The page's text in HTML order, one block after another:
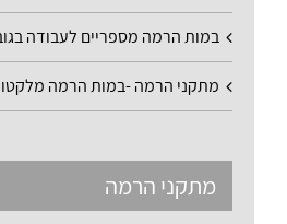
במות הרמה מספריים לעבודה
מתקני הרמה -במות הרמה
מתקני הרמה